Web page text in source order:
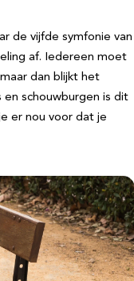
de vijfde symfonie van
af. Iedereen moet
dan blijkt het
schouwburgen is dit
er nou voor dat je